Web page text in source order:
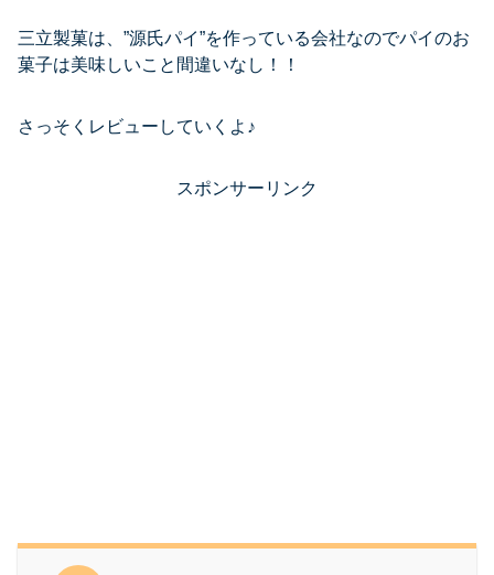
三立製菓は、”源氏パイ”を作っている会社なのでパイのお
菓子は美味しいこと間違いなし！！
さっそくレビューしていくよ♪
スポンサーリンク